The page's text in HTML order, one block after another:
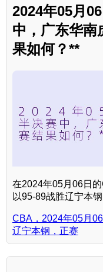
2024年05月
中，广东华南
果如何？**
在2024年05月06日
以95-89战胜辽宁本
CBA，2024年05月
辽宁本钢，正赛